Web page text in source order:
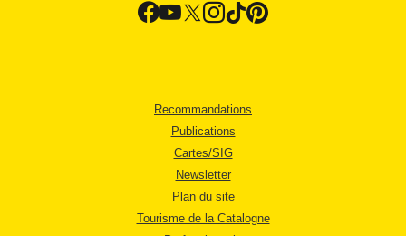
Recommandations
Publications
Cartes/SIG
Newsletter
Plan du site
Tourisme de la Catalogne